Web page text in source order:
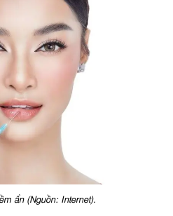
ẩn (Nguồn: Internet).